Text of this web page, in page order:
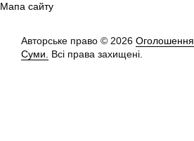
Мапа сайту
Авторське право © 2026 Оголошення
Суми.
Всі права захищені.